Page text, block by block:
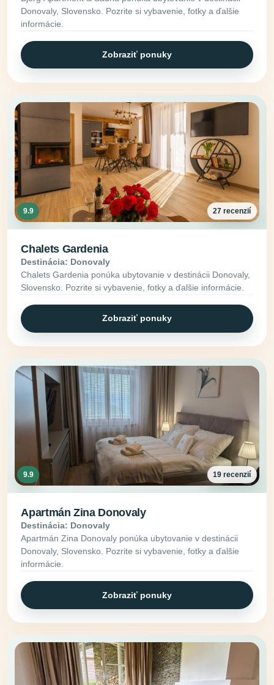
Donovaly, Slovensko. Pozrite si vybavenie, fotky a ďalšie
informácie.
Zobraziť ponuky
9.9 27 recenzií
Chalets Gardenia
Destinácia: Donovaly
Chalets Gardenia ponúka ubytovanie v destinácii Donovaly,
Slovensko. Pozrite si vybavenie, fotky a ďalšie informácie.
Zobraziť ponuky
9.9 19 recenzií
Apartmán Zina Donovaly
Destinácia: Donovaly
Apartmán Zina Donovaly ponúka ubytovanie v destinácii
Donovaly, Slovensko. Pozrite si vybavenie, fotky a ďalšie
informácie.
Zobraziť ponuky